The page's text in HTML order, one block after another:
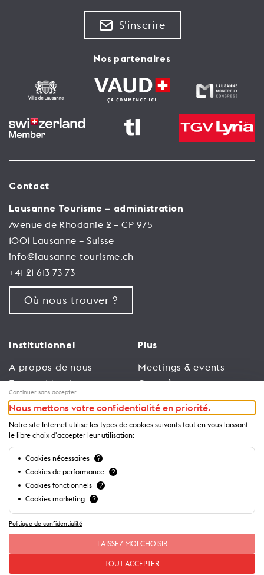
S'inscrire
Nos partenaires
Contact
Lausanne Tourisme – administration
Avenue de Rhodanie 2 – CP 975
1001 Lausanne – Suisse
info@lausanne-tourisme.ch
+41 21 613 73 73
Où nous trouver ?
Institutionnel
A propos de nous
Espace Membres
Emploi
Conditions générales
d’utilisation
Politique de
confidentialité
Plus
Meetings & events
Congrès
Trade
Espace Médias
Annonceurs
Brochures et guides
Continuer sans accepter
Nous mettons votre confidentialité en priorité.
Notre site Internet utilise les types de cookies suivants tout en vous laissant
le libre choix d'accepter leur utilisation:
Cookies nécessaires ?
Cookies de performance ?
Cookies fonctionnels ?
Cookies marketing ?
Politique de confidentialité
LAISSEZ-MOI CHOISIR
TOUT ACCEPTER